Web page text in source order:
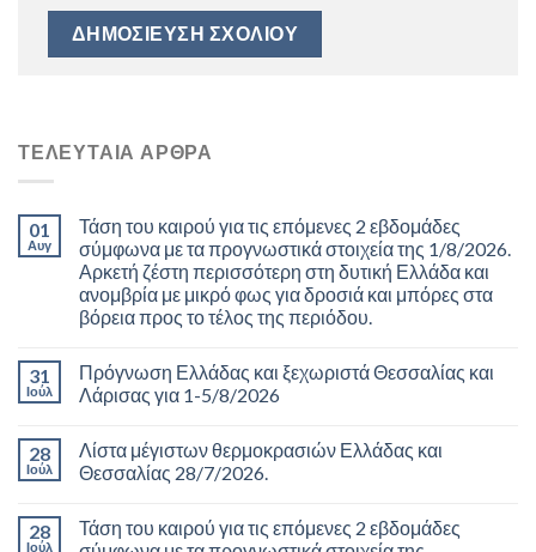
ΤΕΛΕΥΤΑΊΑ ΆΡΘΡΑ
01
Αυγ
Τάση του καιρού για τις επόμενες 2 εβδομάδες
σύμφωνα με τα προγνωστικά στοιχεία της 1/8/2026.
Αρκετή ζέστη περισσότερη στη δυτική Ελλάδα και
ανομβρία με μικρό φως για δροσιά και μπόρες στα
βόρεια προς το τέλος της περιόδου.
31
Ιούλ
Πρόγνωση Ελλάδας και ξεχωριστά Θεσσαλίας και
Λάρισας για 1-5/8/2026
28
Ιούλ
Λίστα μέγιστων θερμοκρασιών Ελλάδας και
Θεσσαλίας 28/7/2026.
28
Ιούλ
Τάση του καιρού για τις επόμενες 2 εβδομάδες